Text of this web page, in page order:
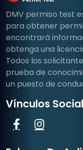
DMV permiso test
para obtener
encontrará
obtenga una
Todos los
prueba de
un puesto de
Vínculos